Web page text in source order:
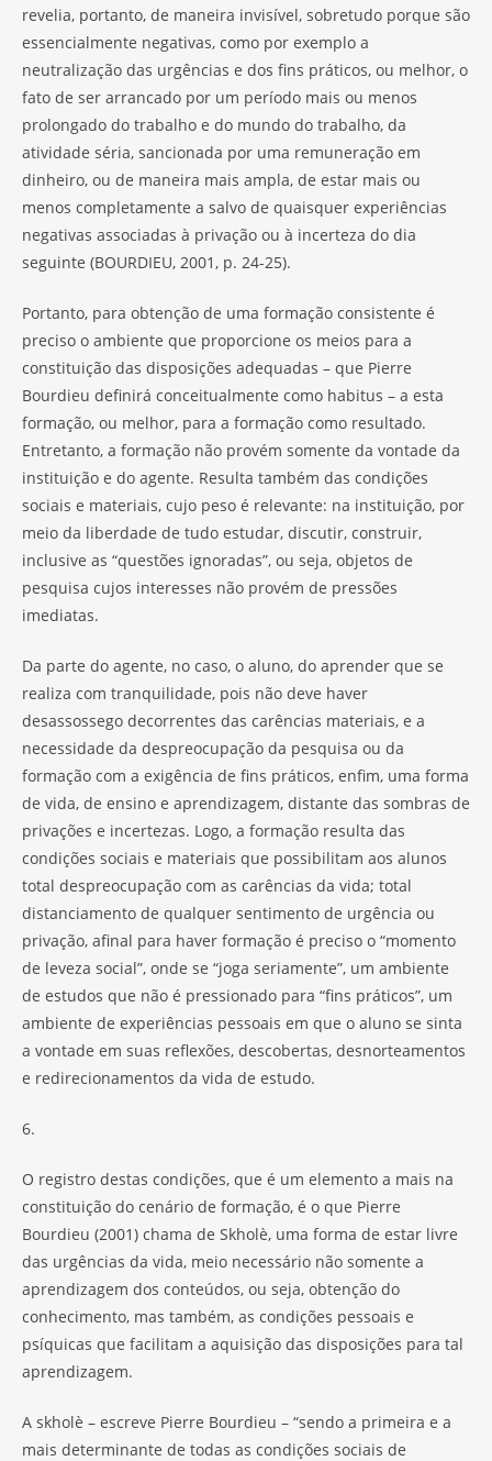
revelia, portanto, de maneira invisível, sobretudo porque são
essencialmente negativas, como por exemplo a
neutralização das urgências e dos fins práticos, ou melhor, o
fato de ser arrancado por um período mais ou menos
prolongado do trabalho e do mundo do trabalho, da
atividade séria, sancionada por uma remuneração em
dinheiro, ou de maneira mais ampla, de estar mais ou
menos completamente a salvo de quaisquer experiências
negativas associadas à privação ou à incerteza do dia
seguinte (BOURDIEU, 2001, p. 24-25).
Portanto, para obtenção de uma formação consistente é
preciso o ambiente que proporcione os meios para a
constituição das disposições adequadas – que Pierre
Bourdieu definirá conceitualmente como habitus – a esta
formação, ou melhor, para a formação como resultado.
Entretanto, a formação não provém somente da vontade da
instituição e do agente. Resulta também das condições
sociais e materiais, cujo peso é relevante: na instituição, por
meio da liberdade de tudo estudar, discutir, construir,
inclusive as “questões ignoradas”, ou seja, objetos de
pesquisa cujos interesses não provém de pressões
imediatas.
Da parte do agente, no caso, o aluno, do aprender que se
realiza com tranquilidade, pois não deve haver
desassossego decorrentes das carências materiais, e a
necessidade da despreocupação da pesquisa ou da
formação com a exigência de fins práticos, enfim, uma forma
de vida, de ensino e aprendizagem, distante das sombras de
privações e incertezas. Logo, a formação resulta das
condições sociais e materiais que possibilitam aos alunos
total despreocupação com as carências da vida; total
distanciamento de qualquer sentimento de urgência ou
privação, afinal para haver formação é preciso o “momento
de leveza social”, onde se “joga seriamente”, um ambiente
de estudos que não é pressionado para “fins práticos”, um
ambiente de experiências pessoais em que o aluno se sinta
a vontade em suas reflexões, descobertas, desnorteamentos
e redirecionamentos da vida de estudo.
6.
O registro destas condições, que é um elemento a mais na
constituição do cenário de formação, é o que Pierre
Bourdieu (2001) chama de Skholè, uma forma de estar livre
das urgências da vida, meio necessário não somente a
aprendizagem dos conteúdos, ou seja, obtenção do
conhecimento, mas também, as condições pessoais e
psíquicas que facilitam a aquisição das disposições para tal
aprendizagem.
A skholè – escreve Pierre Bourdieu – “sendo a primeira e a
mais determinante de todas as condições sociais de